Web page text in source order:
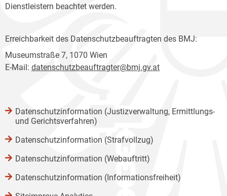
Dienstleistern beachtet werden.
Erreichbarkeit des Datenschutzbeauftragten des BMJ:
Museumstraße 7, 1070 Wien
E-Mail: datenschutzbeauftragter@bmj.gv.at
Datenschutzinformation (Justizverwaltung, Ermittlungs-
und Gerichtsverfahren)
Datenschutzinformation (Strafvollzug)
Datenschutzinformation (Webauftritt)
Datenschutzinformation (Informationsfreiheit)